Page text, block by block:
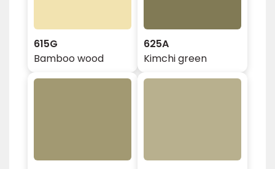
615G
Bamboo wood
625A
Kimchi green